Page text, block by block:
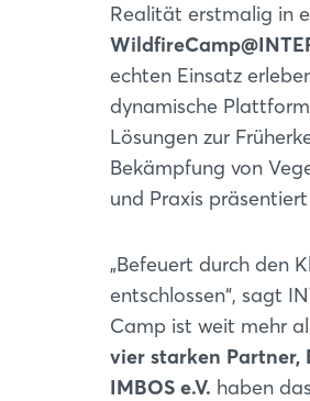
Realität erstmalig in
echten Einsatz
dynamische
Lösungen zur
Bekämpfung von
und Praxis
„Befeuert durch den
entschlossen“, sagt
Camp ist weit mehr
vier starken Partner,
IMBOS e.V. haben